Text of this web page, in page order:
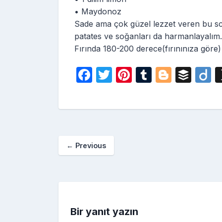
• Maydonoz
Sade ama çok güzel lezzet veren bu
patates ve soğanları da harmanlayalım.
Fırında 180-200 derece(fırınınıza
F
c
b
o
T
itt
Pi
er
T
m
Bl
g
B
fe o
← Previous
Bir yanıt yazın